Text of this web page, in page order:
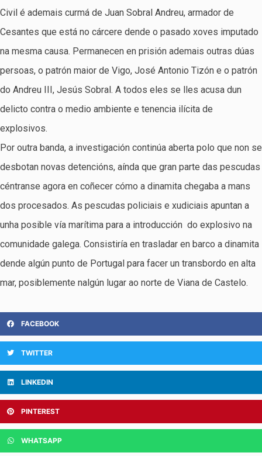
Civil é ademais curmá de Juan Sobral Andreu, armador de
Cesantes que está no cárcere dende o pasado xoves imputado
na mesma causa. Permanecen en prisión ademais outras dúas
persoas, o patrón maior de Vigo, José Antonio Tizón e o patrón
do Andreu III, Jesús Sobral. A todos eles se lles acusa dun
delicto contra o medio ambiente e tenencia ilícita de
explosivos.
Por outra banda, a investigación continúa aberta polo que non se
desbotan novas detencións, aínda que gran parte das pescudas
céntranse agora en coñecer cómo a dinamita chegaba a mans
dos procesados. As pescudas policiais e xudiciais apuntan a
unha posible vía marítima para a introducción do explosivo na
comunidade galega. Consistiría en trasladar en barco a dinamita
dende algún punto de Portugal para facer un transbordo en alta
mar, posiblemente nalgún lugar ao norte de Viana de Castelo.
FACEBOOK
TWITTER
LINKEDIN
PINTEREST
WHATSAPP